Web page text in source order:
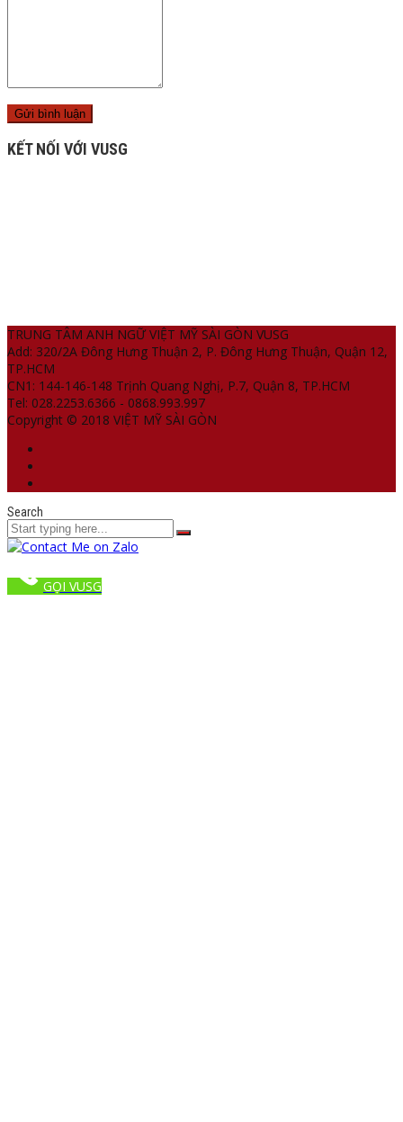
KẾT NỐI VỚI VUSG
TRUNG TÂM ANH NGỮ VIỆT MỸ SÀI GÒN VUSG
Add: 320/2A Đông Hưng Thuận 2, P. Đông Hưng Thuận, Quận 12,
TP.HCM
CN1: 144-146-148 Trịnh Quang Nghị, P.7, Quận 8, TP.HCM
Tel: 028.2253.6366 - 0868.993.997
Copyright © 2018 VIỆT MỸ SÀI GÒN
Search
GỌI VUSG